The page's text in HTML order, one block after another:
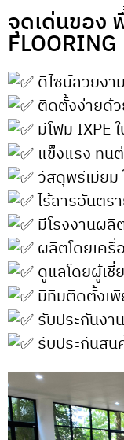
จุดเด่นของ
FLOORING
ดีไซน์สวยงา
ติดตั้งง่ายด้ว
มีโฟม IXPE
แข็งแรง ทน
วัสดุพรีเมียม
ไร้สารอันตร
มีโรงงานผลิ
ผลิตโดยเครื่
ดูแลโดยผู้เ
มีทีมติดตั้งเ
รับประกันง
รับประกันสิน